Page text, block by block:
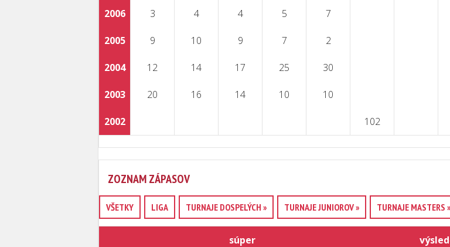
2006 3 4 4 5 7
2005 9 10 9 7 2
2004 12 14 17 25 30
2003 20 16 14 10 10
2002 102
ZOZNAM ZÁPASOV
VŠETKY LIGA TURNAJE DOSPELÝCH » TURNAJE JUNIOROV » TURNAJE MASTERS »
súper